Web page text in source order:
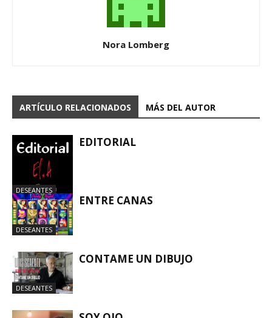
Nora Lomberg
ARTÍCULO RELACIONADOS MÁS DEL AUTOR
DESEANTES
EDITORIAL
DESEANTES
ENTRE CANAS
DESEANTES
CONTAME UN DIBUJO